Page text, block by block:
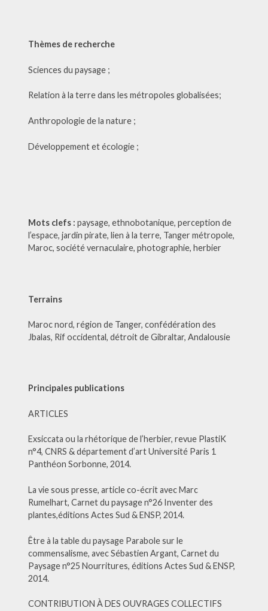
Thèmes de recherche
Sciences du paysage ;
Relation à la terre dans les métropoles globalisées;
Anthropologie de la nature ;
Développement et écologie ;
Mots clefs : paysage, ethnobotanique, perception de
l’espace, jardin pirate, lien à la terre, Tanger métropole,
Maroc, société vernaculaire, photographie, herbier
Terrains
Maroc nord, région de Tanger, confédération des
Jbalas, Rif occidental, détroit de Gibraltar, Andalousie
Principales publications
ARTICLES
Exsiccata ou la rhétorique de l’herbier, revue PlastiK
n°4, CNRS & département d’art Université Paris 1
Panthéon Sorbonne, 2014.
La vie sous presse, article co-écrit avec Marc
Rumelhart, Carnet du paysage n°26 Inventer des
plantes,éditions Actes Sud & ENSP, 2014.
Être à la table du paysage Parabole sur le
commensalisme, avec Sébastien Argant, Carnet du
Paysage n°25 Nourritures, éditions Actes Sud & ENSP,
2014.
CONTRIBUTION À DES OUVRAGES COLLECTIFS